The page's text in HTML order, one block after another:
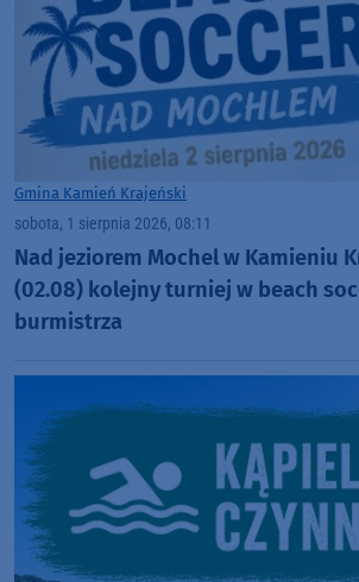
Gmina Kamień Krajeński
sobota, 1 sierpnia 2026, 08:11
Nad jeziorem Mochel w Kamieniu
(02.08) kolejny turniej w beach
burmistrza